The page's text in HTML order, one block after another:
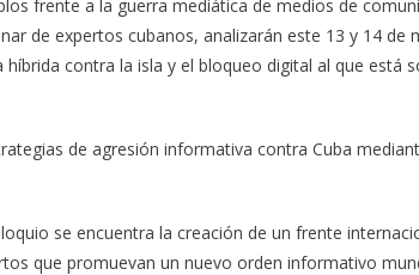
frente a la guerra mediática de medios de
de expertos cubanos, analizarán este 13 y 14 de
contra la isla y el bloqueo digital al que está
de agresión informativa contra Cuba
se encuentra la creación de un frente
que promuevan un nuevo orden informativo